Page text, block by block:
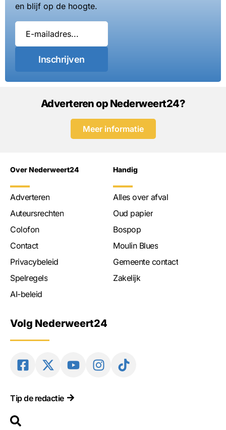
en blijf op de hoogte.
Inschrijven
Adverteren op Nederweert24?
Meer informatie
Over Nederweert24
Adverteren
Auteursrechten
Colofon
Contact
Privacybeleid
Spelregels
AI-beleid
Handig
Alles over afval
Oud papier
Bospop
Moulin Blues
Gemeente contact
Zakelijk
Volg Nederweert24
Tip de redactie